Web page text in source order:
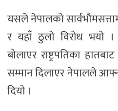
यसले नेपालको
र यहाँ ठुलो विरोध भयो
बोलाएर राष्ट्रपतिका
सम्मान दिलाएर नेपालले
दियो ।